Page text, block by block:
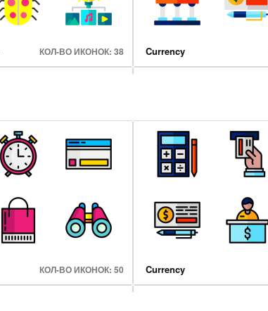
КОЛ-ВО ИКОНОК: 38 Currency
КОЛ-ВО ИКОНОК: 25 Professions Avatars
КОЛ-ВО ИКОНОК: 50 Currency